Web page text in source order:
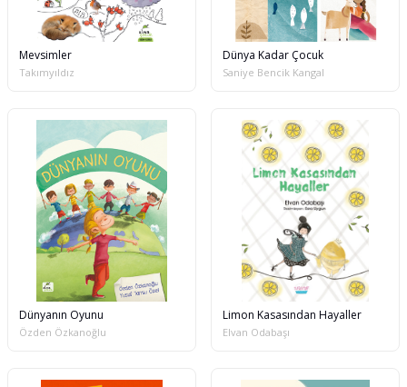
Mevsimler
Takımyıldız
Dünya Kadar Çocuk
Saniye Bencik Kangal
Dünyanın Oyunu
Özden Özkanoğlu
Limon Kasasından Hayaller
Elvan Odabaşı